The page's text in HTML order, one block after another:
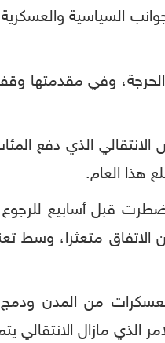
السياسية والعسكرية
الحرجة، وفي
الذي دفع
هذا العام.
قبل أسابيع
متعثرا، وسط
من المدن
الذي مازال الانتقالي